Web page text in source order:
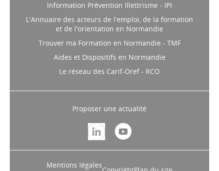
Information Prévention Illettrisme - IPI
L'Annuaire des acteurs de l'emploi, de la formation
et de l'orientation en Normandie
Trouver ma Formation en Normandie - TMF
Aides et Dispositifs en Normandie
Le réseau des Carif-Oref - RCO
Proposer une actualité
Mentions légales